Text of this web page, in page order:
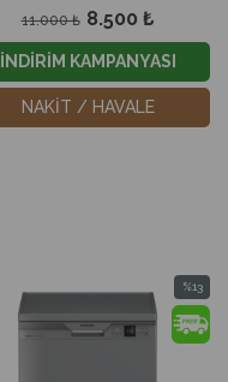
8.500 ₺
11.000 ₺
İNDİRİM KAMPANYASI
NAKİT / HAVALE
%13
İndirim